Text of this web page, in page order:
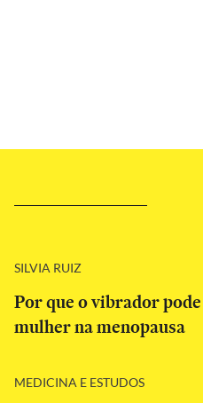
SILVIA RUIZ
Por que o vibrador
mulher na menopausa
MEDICINA E ESTUDOS